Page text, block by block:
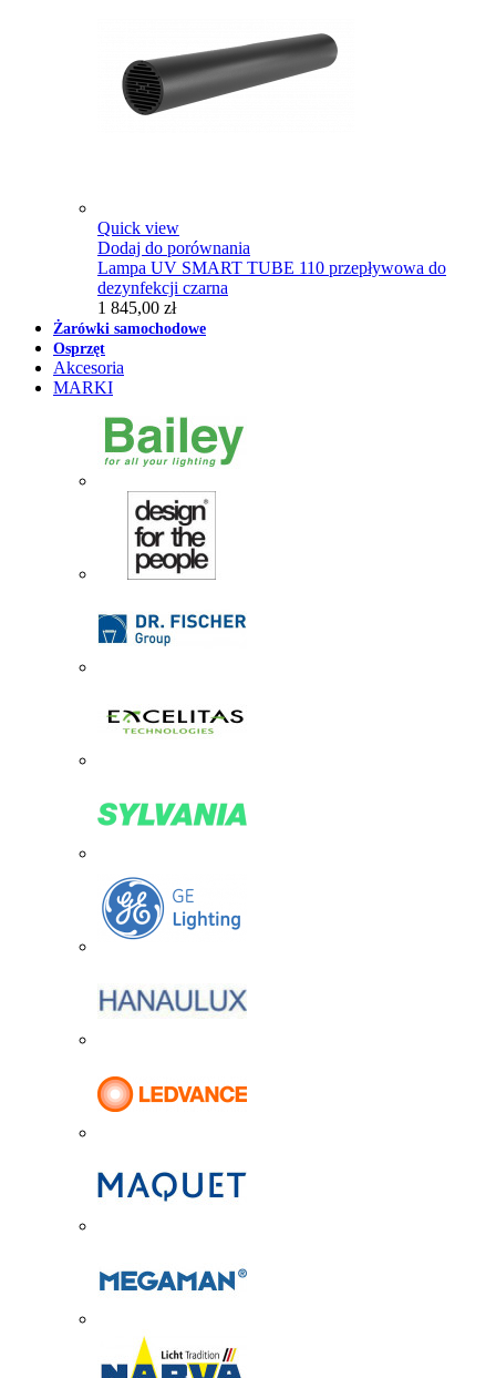
Quick view
Dodaj do porównania
Lampa UV SMART TUBE 110 przepływowa do
dezynfekcji czarna
1 845,00 zł
Żarówki samochodowe
Osprzęt
Akcesoria
MARKI